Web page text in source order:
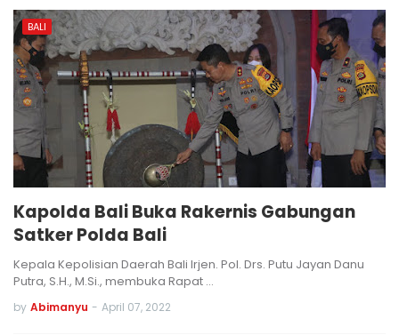
BALI
Kapolda Bali Buka Rakernis Gabungan
Satker Polda Bali
Kepala Kepolisian Daerah Bali Irjen. Pol. Drs. Putu Jayan Danu
Putra, S.H., M.Si., membuka Rapat …
by Abimanyu - April 07, 2022